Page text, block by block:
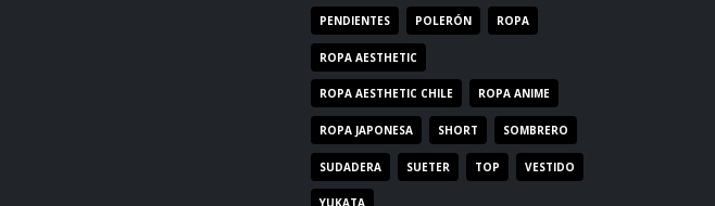
PENDIENTES POLERÓN ROPA
ROPA AESTHETIC
ROPA AESTHETIC CHILE ROPA ANIME
ROPA JAPONESA SHORT SOMBRERO
SUDADERA SUETER TOP VESTIDO